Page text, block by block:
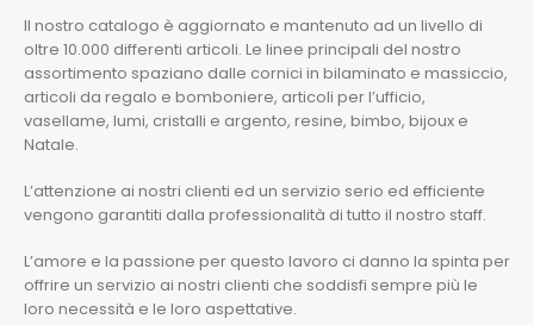
Il nostro catalogo è aggiornato e mantenuto ad un livello di
oltre 10.000 differenti articoli. Le linee principali del nostro
assortimento spaziano dalle cornici in bilaminato e massiccio,
articoli da regalo e bomboniere, articoli per l’ufficio,
vasellame, lumi, cristalli e argento, resine, bimbo, bijoux e
Natale.
L’attenzione ai nostri clienti ed un servizio serio ed efficiente
vengono garantiti dalla professionalità di tutto il nostro staff.
L’amore e la passione per questo lavoro ci danno la spinta per
offrire un servizio ai nostri clienti che soddisfi sempre più le
loro necessità e le loro aspettative.